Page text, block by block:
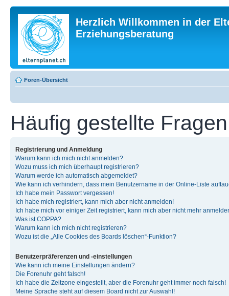
Herzlich Willkommen in der
Erziehungsberatung
Foren-Übersicht
Häufig gestellte Fragen
Registrierung und Anmeldung
Warum kann ich mich nicht anmelden?
Wozu muss ich mich überhaupt registrieren?
Warum werde ich automatisch abgemeldet?
Wie kann ich verhindern, dass mein Benutzername in der Online-Liste
Ich habe mein Passwort vergessen!
Ich habe mich registriert, kann mich aber nicht anmelden!
Ich habe mich vor einiger Zeit registriert, kann mich aber nicht mehr
Was ist COPPA?
Warum kann ich mich nicht registrieren?
Wozu ist die „Alle Cookies des Boards löschen“-Funktion?
Benutzerpräferenzen und -einstellungen
Wie kann ich meine Einstellungen ändern?
Die Forenuhr geht falsch!
Ich habe die Zeitzone eingestellt, aber die Forenuhr geht immer noch falsch!
Meine Sprache steht auf diesem Board nicht zur Auswahl!